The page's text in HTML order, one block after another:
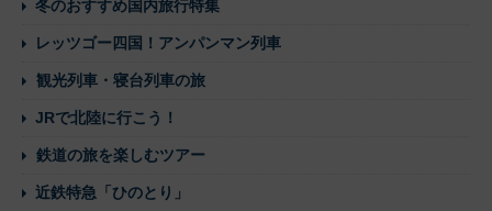
冬のおすすめ国内旅行特集
レッツゴー四国！アンパンマン列車
観光列車・寝台列車の旅
JRで北陸に行こう！
鉄道の旅を楽しむツアー
近鉄特急「ひのとり」